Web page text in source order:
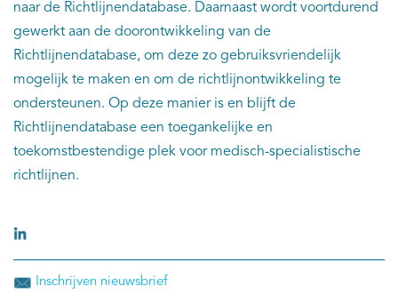
naar de Richtlijnendatabase. Daarnaast wordt voortdurend
gewerkt aan de doorontwikkeling van de
Richtlijnendatabase, om deze zo gebruiksvriendelijk
mogelijk te maken en om de richtlijnontwikkeling te
ondersteunen. Op deze manier is en blijft de
Richtlijnendatabase een toegankelijke en
toekomstbestendige plek voor medisch-specialistische
richtlijnen.
Inschrijven nieuwsbrief